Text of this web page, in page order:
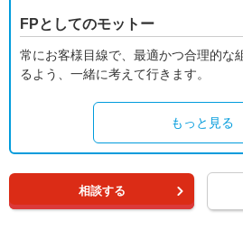
FPとしてのモットー
常にお客様目線で、最適かつ合理的な
るよう、一緒に考えて行きます。
もっと見る
相談する